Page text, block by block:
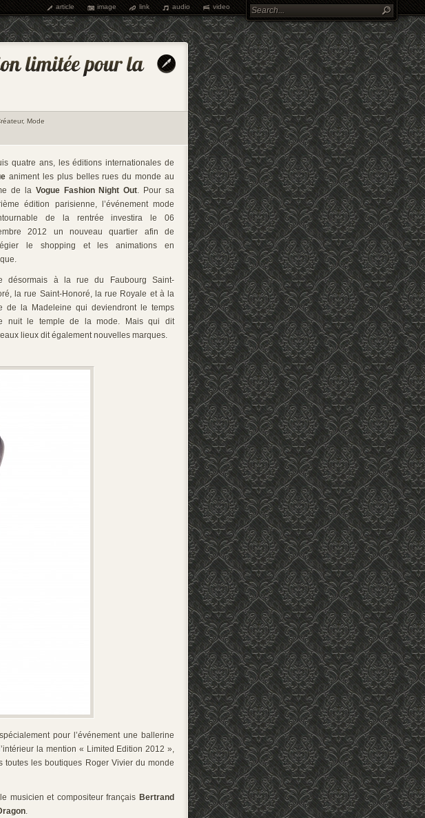
article image link audio video
, Mode
quatre ans, les éditions internationales de
animent les plus belles rues du monde au
de la Vogue Fashion Night Out. Pour sa
édition parisienne, l’événement mode
de la rentrée investira le 06
2012 un nouveau quartier afin de
le shopping et les animations en
désormais à la rue du Faubourg Saint-
la rue Saint-Honoré, la rue Royale et à la
de la Madeleine qui deviendront le temps
nuit le temple de la mode. Mais qui dit
lieux dit également nouvelles marques.
pour l’événement une ballerine
la mention « Limited Edition 2012 »,
les boutiques Roger Vivier du monde
musicien et compositeur français Bertrand
.